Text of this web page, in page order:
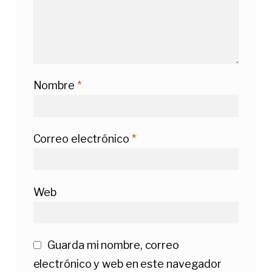
Nombre *
Correo electrónico *
Web
Guarda mi nombre, correo
electrónico y web en este navegador